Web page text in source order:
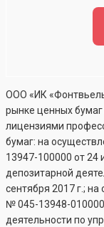
ООО «ИК
рынке ценных
лицензиями
бумаг: на
13947-100000 от 24
депозитарной
сентября 2017 г.;
№045-13948-010000
деятельности по